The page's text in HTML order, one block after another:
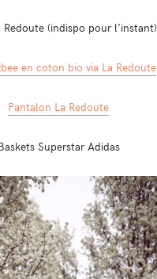
Redoute (indispo pour l’instant)
en coton bio via La Redoute
Pantalon La Redoute
Superstar Adidas